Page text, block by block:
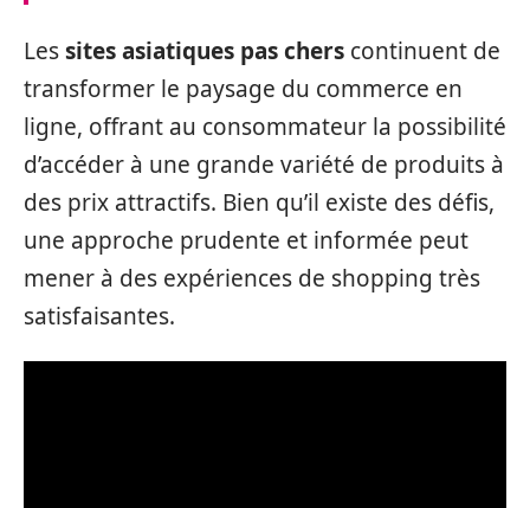
Lessites asiatiques pas chers continuent de
transformer le paysage du commerce en
ligne, offrant au consommateur la possibilité
d’accéder à une grande variété de produits à
des prix attractifs. Bien qu’il existe des défis,
une approche prudente et informée peut
mener à des expériences de shopping très
satisfaisantes.